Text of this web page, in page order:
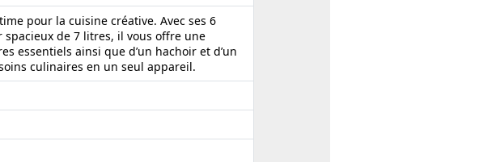
pour la cuisine créative. Avec ses 6
de 7 litres, il vous offre une
essentiels ainsi que d’un hachoir et d’un
culinaires en un seul appareil.